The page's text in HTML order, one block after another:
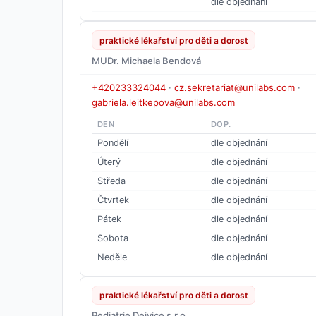
praktické lékařství pro děti a dorost
MUDr. Michaela Bendová
+420233324044 · cz.sekretariat@unilabs.com ·
gabriela.leitkepova@unilabs.com
DEN DOP.
Pondělí
dle objednání
Úterý
dle objednání
Středa
dle objednání
Čtvrtek
dle objednání
Pátek
dle objednání
Sobota
dle objednání
Neděle
dle objednání
praktické lékařství pro děti a dorost